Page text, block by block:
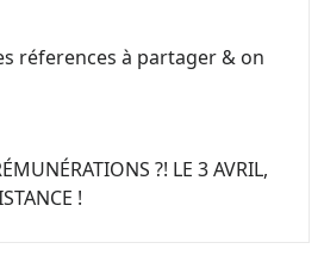
réferences à partager & on
?! LE 3 AVRIL,
!